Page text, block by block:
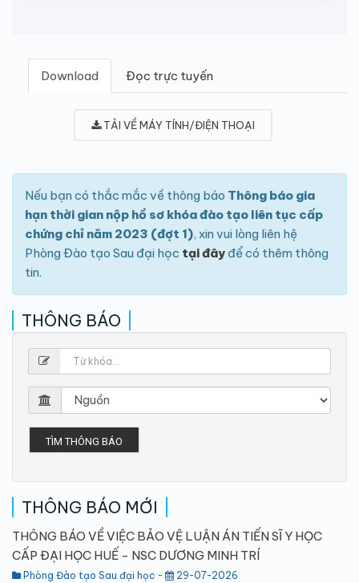
Download Đọc trực tuyến
TẢI VỀ MÁY TÍNH/ĐIỆN THOẠI
Nếu bạn có thắc mắc về thông báo Thông báo gia
hạn thời gian nộp hồ sơ khóa đào tạo liên tục cấp
chứng chỉ năm 2023 (đợt 1), xin vui lòng liên hệ
Phòng Đào tạo Sau đại học tại đây để có thêm thông
tin.
THÔNG BÁO
TÌM THÔNG BÁO
THÔNG BÁO MỚI
THÔNG BÁO VỀ VIỆC BẢO VỆ LUẬN ÁN TIẾN SĨ Y HỌC
CẤP ĐẠI HỌC HUẾ - NSC DƯƠNG MINH TRÍ
Phòng Đào tạo Sau đại học - 29-07-2026